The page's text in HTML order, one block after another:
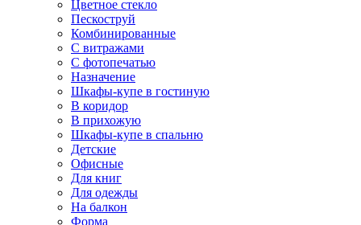
Цветное стекло
Пескоструй
Комбинированные
С витражами
С фотопечатью
Назначение
Шкафы-купе в гостиную
В коридор
В прихожую
Шкафы-купе в спальню
Детские
Офисные
Для книг
Для одежды
На балкон
Форма